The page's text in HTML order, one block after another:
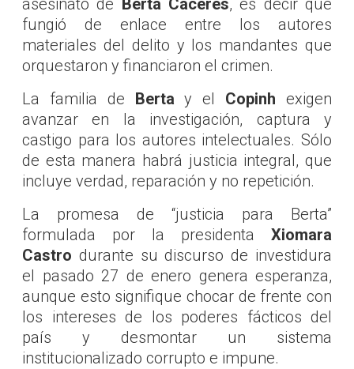
asesinato de Berta Cáceres, es decir que
fungió de enlace entre los autores
materiales del delito y los mandantes que
orquestaron y financiaron el crimen.
La familia de Berta y el Copinh exigen
avanzar en la investigación, captura y
castigo para los autores intelectuales. Sólo
de esta manera habrá justicia integral, que
incluye verdad, reparación y no repetición.
La promesa de “justicia para Berta”
formulada por la presidenta Xiomara
Castro durante su discurso de investidura
el pasado 27 de enero genera esperanza,
aunque esto signifique chocar de frente con
los intereses de los poderes fácticos del
país y desmontar un sistema
institucionalizado corrupto e impune.